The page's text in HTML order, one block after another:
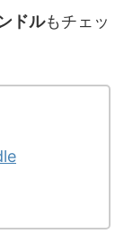
ドルもチェッ